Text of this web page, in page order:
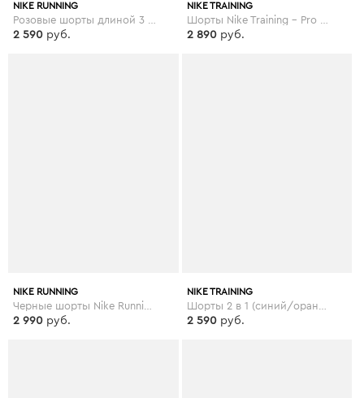
NIKE RUNNING
2 590 руб.
NIKE TRAINING
2 890 руб.
NIKE RUNNING
2 990 руб.
NIKE TRAINING
2 590 руб.